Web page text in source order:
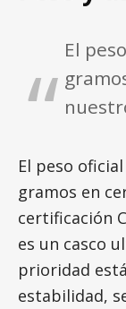
El
El peso
gramos en
certificación
es un casco
prioridad
estabilidad,